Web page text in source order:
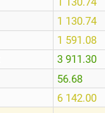
1 130.74
1 591.08
3 911.30
56.68
6 142.00